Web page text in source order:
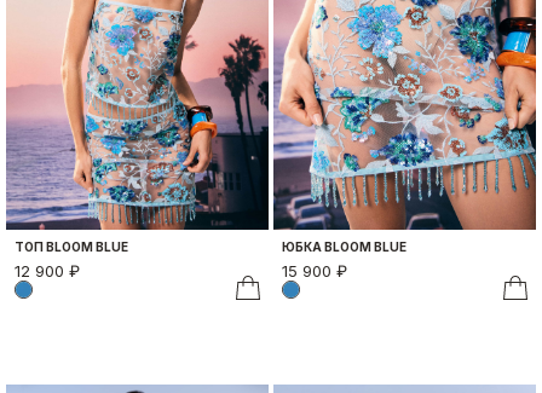
ТОП BLOOM BLUE
12 900 ₽
ЮБКА BLOOM BLUE
15 900 ₽